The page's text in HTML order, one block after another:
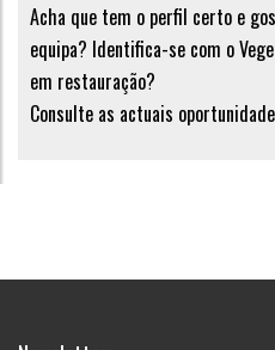
Acha que tem o perfil certo e
equipa? Identifica-se com o
em restauração?
Consulte as actuais